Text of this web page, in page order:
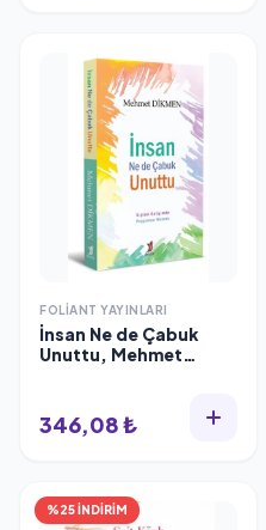
FOLIANT YAYINLARI
İnsan Ne de Çabuk
Unuttu, Mehmet
346,08 ₺
%25 İNDİRİM